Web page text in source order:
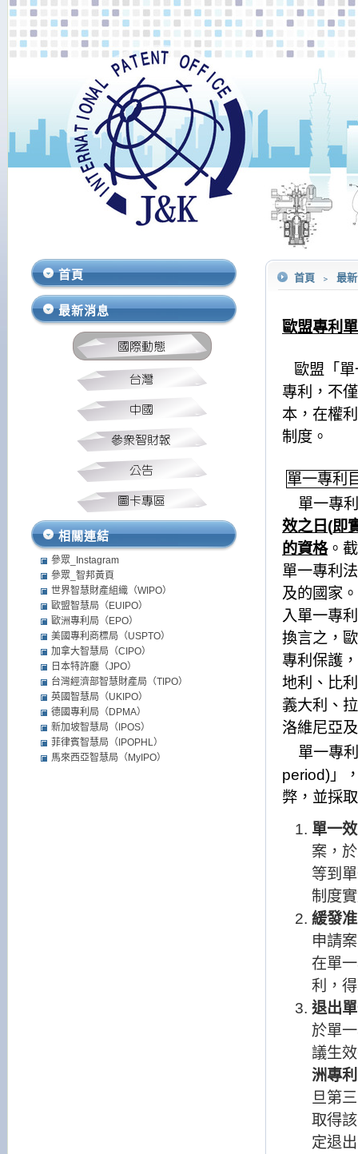
首頁 ﹥ 最
歐盟專利
歐盟「
專利，不
本，在權
制度。
單一專利
單一專
效之日 (即
的資格。
單一專利
及的國家
入單一專
換言之，
專利保護
地利、比
義大利、
洛維尼亞
單一專
period) 」
弊，並採
單一
案，於
等到
制度
緩發
申請
在單
利，
退出
於單
議生
洲專
旦第
取得
定退
首頁
最新消息
相關連結
參眾_Instagram
參眾_智邦黃頁
世界智慧財產組織（WIPO）
歐盟智慧局（EUIPO）
歐洲專利局（EPO）
美國專利商標局（USPTO）
加拿大智慧局（CIPO）
日本特許廳（JPO）
台灣經濟部智慧財產局（TIPO）
英國智慧局（UKIPO）
德國專利局（DPMA）
新加坡智慧局（IPOS）
菲律賓智慧局（IPOPHL）
馬來西亞智慧局（MyIPO）